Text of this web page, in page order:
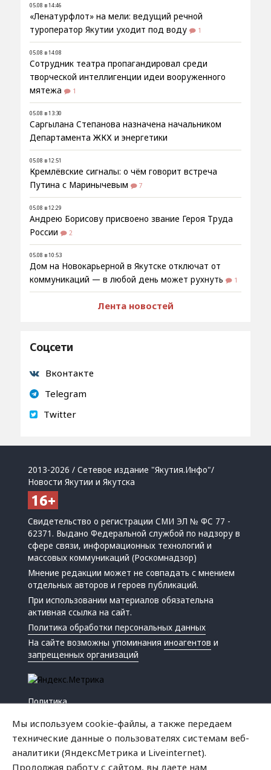
05.08 в 14:46
«Ленатурфлот» на мели: ведущий речной
туроператор Якутии уходит под воду
1
05.08 в 14:08
Сотрудник театра пропагандировал среди
творческой интеллигенции идеи вооруженного
мятежа
1
05.08 в 13:30
Саргылана Степанова назначена начальником
Департамента ЖКХ и энергетики
05.08 в 12:51
Кремлёвские сигналы: о чём говорит встреча
Путина с Маринычевым
7
05.08 в 12:29
Андрею Борисову присвоено звание Героя Труда
России
2
05.08 в 10:53
Дом на Новокарьерной в Якутске отключат от
коммуникаций — в любой день может рухнуть
1
Лента новостей
Соцсети
Вконтакте
Telegram
Twitter
2013-2026 / Сетевое издание "Якутия.Инфо"/
Новости Якутии и Якутска
Свидетельство о регистрации СМИ ЭЛ № ФС 77 -
62371. Выдано Федеральной службой по надзору в
сфере связи, информационных технологий и
массовых коммуникаций (Роскомнадзор)
Мнение редакции может не совпадать с мнением
отдельных авторов и героев публикаций.
При использовании материалов обязательна
активная ссылка на сайт.
Политика обработки персональных данных
На сайте возможны упоминанияиноагентов и
запрещенных организаций
Политика
Мы используем cookie-файлы, а также передаем
технические данные о пользователях системам веб-
аналитики (ЯндексМетрика и Liveinternet).
Продолжая работу с сайтом, вы даете нам